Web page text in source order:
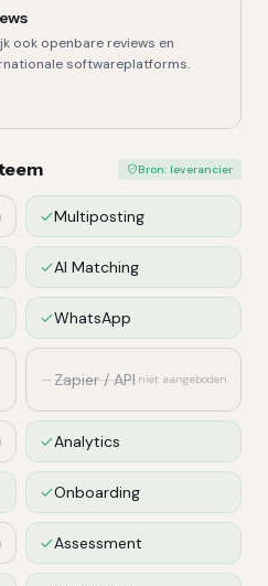
ook openbare reviews en
softwareplatforms.
Bron: leverancier
Multiposting
AI Matching
WhatsApp
Zapier / API niet aangeboden
Analytics
Onboarding
Assessment